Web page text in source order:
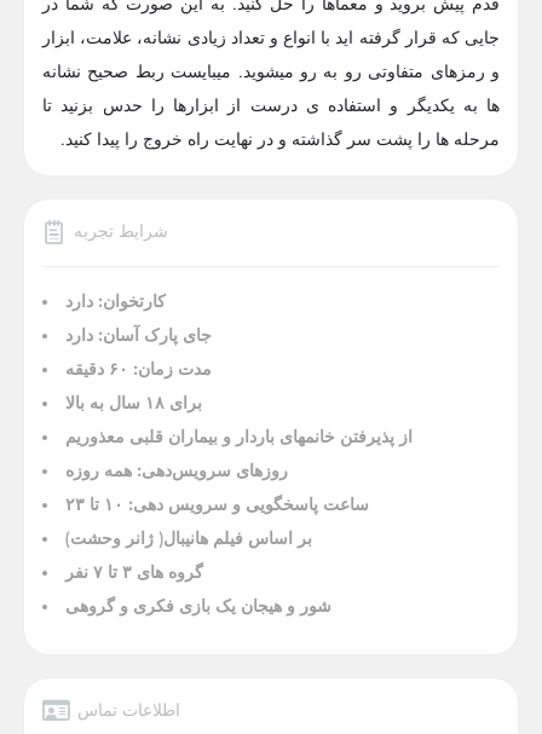
قدم پیش بروید و معماها را حل کنید. به این صورت که شما در
جایی که قرار گرفته اید با انواع و تعداد زیادی نشانه، علامت، ابزار
و رمزهای متفاوتی رو به رو میشوید. میبایست ربط صحیح نشانه
ها به یکدیگر و استفاده ی درست از ابزارها را حدس بزنید تا
مرحله ها را پشت سر گذاشته و در نهایت راه خروج را پیدا کنید.
شرایط تجربه
کارتخوان: دارد
جای پارک آسان: دارد
مدت زمان: ۶۰ دقیقه
برای ۱۸ سال به بالا
از پذیرفتن خانمهای باردار و بیماران قلبی معذوریم
روزهای سرویس‌دهی: همه روزه
ساعت پاسخگویی و سرویس دهی: ۱۰ تا ۲۳
بر اساس فیلم هانیبال( ژانر وحشت)
گروه های ۳ تا ۷ نفر
شور و هیجان یک بازی فکری و گروهی
اطلاعات تماس